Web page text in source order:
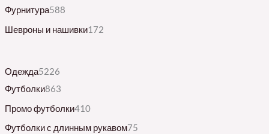
Фурнитура588
Шевроны и нашивки172
Одежда5226
Футболки863
Промо футболки410
Футболки с длинным рукавом75